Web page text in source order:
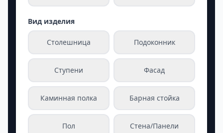
Вид изделия
Столешница Подоконник
Ступени Фасад
Каминная полка Барная стойка
Пол Стена/Панели